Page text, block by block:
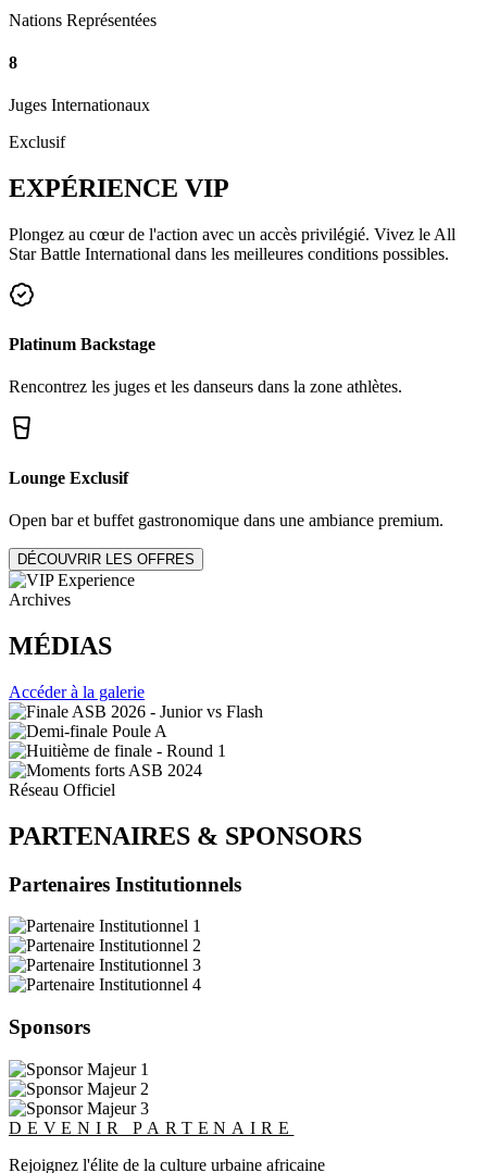
Nations Représentées
8
Juges Internationaux
Exclusif
EXPÉRIENCE VIP
Plongez au cœur de l'action avec un accès privilégié. Vivez le All
Star Battle International dans les meilleures conditions possibles.
Platinum Backstage
Rencontrez les juges et les danseurs dans la zone athlètes.
Lounge Exclusif
Open bar et buffet gastronomique dans une ambiance premium.
DÉCOUVRIR LES OFFRES
Archives
MÉDIAS
Accéder à la galerie
Réseau Officiel
PARTENAIRES & SPONSORS
Partenaires Institutionnels
Sponsors
DEVENIR PARTENAIRE
Rejoignez l'élite de la culture urbaine africaine